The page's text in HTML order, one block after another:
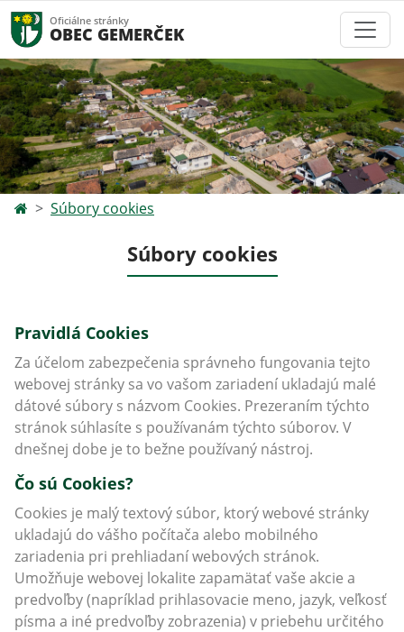
Oficiálne stránky
OBEC GEMERČEK
Súbory cookies
Súbory cookies
Pravidlá Cookies
Za účelom zabezpečenia správneho fungovania tejto
webovej stránky sa vo vašom zariadení ukladajú malé
dátové súbory s názvom Cookies. Prezeraním týchto
stránok súhlasíte s používanám týchto súborov. V
dnešnej dobe je to bežne používaný nástroj.
Čo sú Cookies?
Cookies je malý textový súbor, ktorý webové stránky
ukladajú do vášho počítača alebo mobilného
zariadenia pri prehliadaní webových stránok.
Umožňuje webovej lokalite zapamätať vaše akcie a
predvoľby (napríklad prihlasovacie meno, jazyk, veľkosť
písma a iné predvoľby zobrazenia) v priebehu určitého